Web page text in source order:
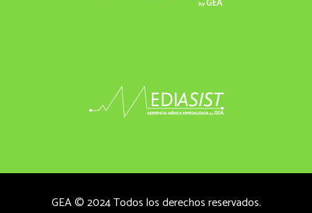
GEA © 2024 Todos los derechos reservados.